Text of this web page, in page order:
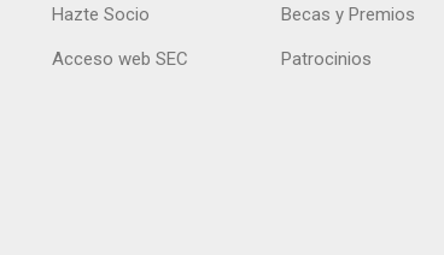
Hazte Socio
Acceso web SEC
Becas y Premios
Patrocinios